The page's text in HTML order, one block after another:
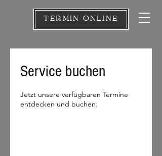
TERMIN ONLINE
Service buchen
Jetzt unsere verfügbaren Termine
entdecken und buchen.